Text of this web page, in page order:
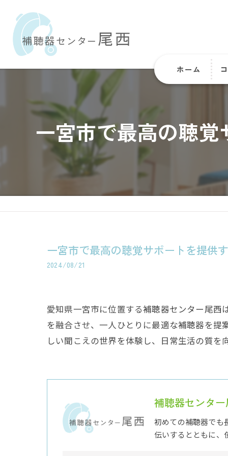
ホーム
一宮市で最高の聴
一宮市で最高の聴覚サポートを提供
2024/08/21
愛知県一宮市に位置する補聴器センター尾
を融合させ、一人ひとりに最適な補聴器を提
しい聞こえの世界を体験し、日常生活の質
補聴器センタ
初めての補聴器でも
伝いするとともに、